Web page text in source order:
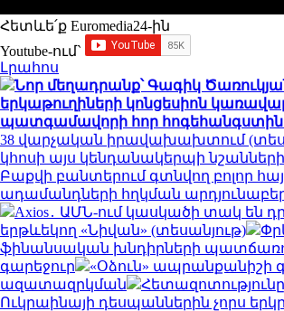
Հետևե՛ք Euromedia24-ին
Youtube-ում`
Լրահոս
Նոր մեղադրանք՝ Գագիկ
երկաթուղիների կոնցեսիոն
պատգամավորի հոր հոգեհանգստին
38 վարչական իրավախախտում
կհոսի այս կենդանակերպի
Բաքվի բանտերում գտնվող բոլոր
ադամանդների հղկման
Axios․ ԱՄՆ-ում կասկածի տակ են
երթևեկող «Նիվան» (տեսանյութ)
ֆինանսական խնդիրների
գարեջուր
«Օձուն» ապրանքանիշի
ազատազրկման
Ուկրաինայի դեսպաններին չորս